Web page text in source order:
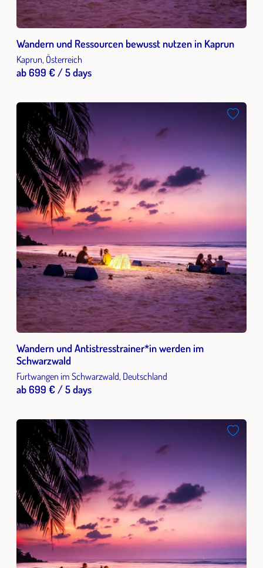
Wandern und Ressourcen bewusst nutzen in Kaprun
Kaprun, Österreich
ab 699 € / 5 days
Wandern und Antistresstrainer*in werden im
Schwarzwald
Furtwangen im Schwarzwald, Deutschland
ab 699 € / 5 days